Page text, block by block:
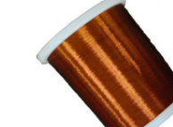
Chi Siamo
Visita alla fabbrica
Controllo di qualità